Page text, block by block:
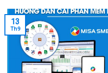
13
Th9